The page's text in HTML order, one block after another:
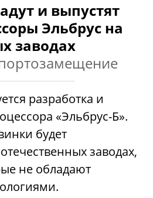
и выпустят
Эльбрус на
заводах
разработка и
«Эльбрус-Б».
будет
заводах,
не обладают